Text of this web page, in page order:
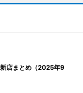
店まとめ（2025年9